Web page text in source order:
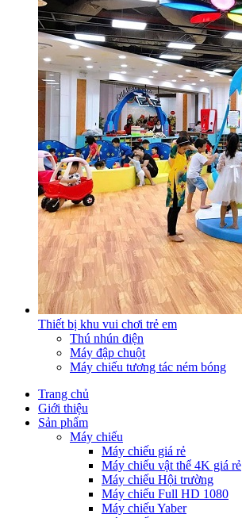
Thiết bị khu vui chơi trẻ em
Thú nhún điện
Máy đập chuột
Máy chiếu tương tác ném bóng
Trang chủ
Giới thiệu
Sản phẩm
Máy chiếu
Máy chiếu giá rẻ
Máy chiếu vật thể 4K giá rẻ
Máy chiếu Hội trường
Máy chiếu Full HD 1080
Máy chiếu Yaber